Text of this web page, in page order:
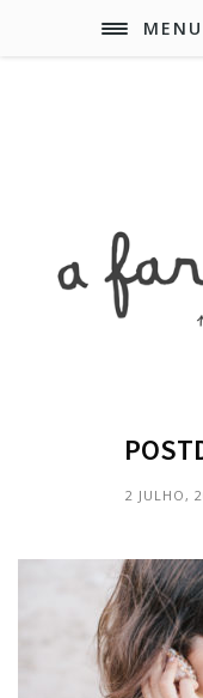
MENU
2 JULHO,